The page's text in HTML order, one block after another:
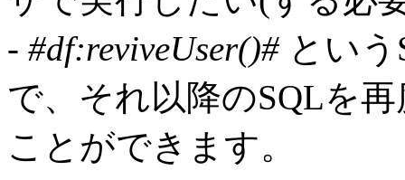
- #df:reviveUser()# とい
で、それ以降のSQLを
ことができます。